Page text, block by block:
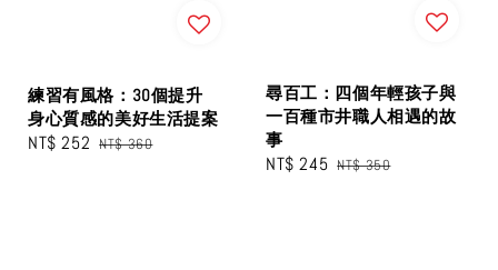
練習有風格：30個提升
身心質感的美好生活提案
Sale
NT$ 252 Regular
NT$ 360
尋百工：四個年輕孩子與
一百種市井職人相遇的故
事
Sale
NT$ 245 Regular
NT$ 350